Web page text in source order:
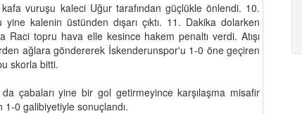
vuruşu kaleci Uğur tarafından güçlükle önlendi. 10.
kalenin üstünden dışarı çıktı. 11. Dakika dolarken
Raci topru hava elle kesince hakem penaltı verdi. Atışı
ağlara göndererek İskenderunspor'u 1-0 öne geçiren
skorla bitti.
da çabaları yine bir gol getirmeyince karşılaşma misafir
0 galibiyetiyle sonuçlandı.